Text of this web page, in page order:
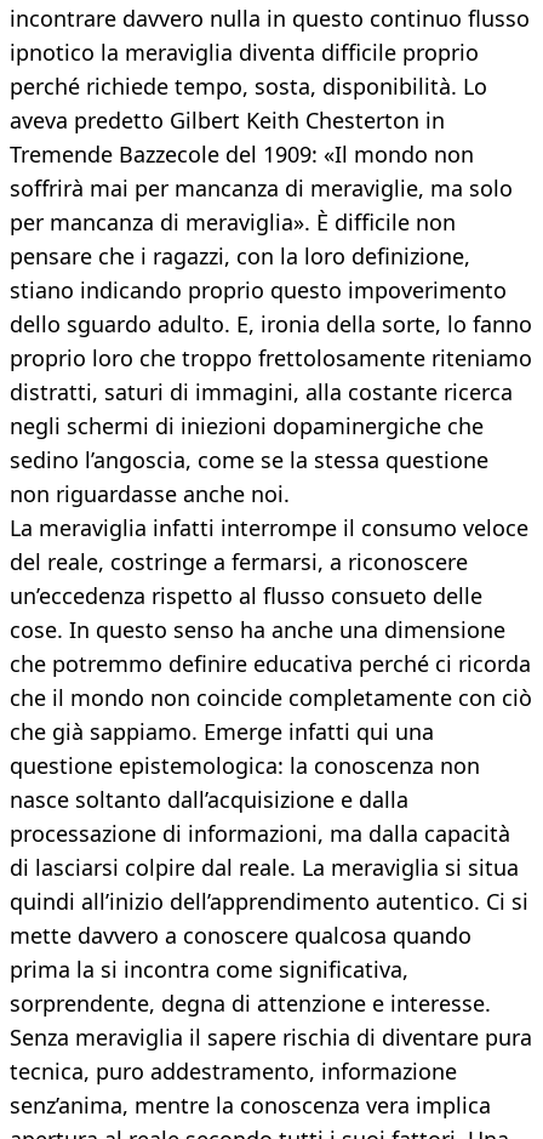
incontrare davvero nulla in questo continuo flusso
ipnotico la meraviglia diventa difficile proprio
perché richiede tempo, sosta, disponibilità. Lo
aveva predetto Gilbert Keith Chesterton in
Tremende Bazzecole del 1909: «Il mondo non
soffrirà mai per mancanza di meraviglie, ma solo
per mancanza di meraviglia». È difficile non
pensare che i ragazzi, con la loro definizione,
stiano indicando proprio questo impoverimento
dello sguardo adulto. E, ironia della sorte, lo fanno
proprio loro che troppo frettolosamente riteniamo
distratti, saturi di immagini, alla costante ricerca
negli schermi di iniezioni dopaminergiche che
sedino l’angoscia, come se la stessa questione
non riguardasse anche noi.
La meraviglia infatti interrompe il consumo veloce
del reale, costringe a fermarsi, a riconoscere
un’eccedenza rispetto al flusso consueto delle
cose. In questo senso ha anche una dimensione
che potremmo definire educativa perché ci ricorda
che il mondo non coincide completamente con ciò
che già sappiamo. Emerge infatti qui una
questione epistemologica: la conoscenza non
nasce soltanto dall’acquisizione e dalla
processazione di informazioni, ma dalla capacità
di lasciarsi colpire dal reale. La meraviglia si situa
quindi all’inizio dell’apprendimento autentico. Ci si
mette davvero a conoscere qualcosa quando
prima la si incontra come significativa,
sorprendente, degna di attenzione e interesse.
Senza meraviglia il sapere rischia di diventare pura
tecnica, puro addestramento, informazione
senz’anima, mentre la conoscenza vera implica